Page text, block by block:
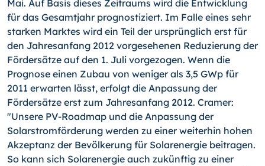
Mai. Auf Basis dieses Zeitraums wird die Entwicklung
für das Gesamtjahr prognostiziert. Im Falle eines sehr
starken Marktes wird ein Teil der ursprünglich erst für
den Jahresanfang 2012 vorgesehenen Reduzierung der
Fördersätze auf den 1. Juli vorgezogen. Wenn die
Prognose einen Zubau von weniger als 3,5 GWp für
2011 erwarten lässt, erfolgt die Anpassung der
Fördersätze erst zum Jahresanfang 2012. Cramer:
"Unsere PV-Roadmap und die Anpassung der
Solarstromförderung werden zu einer weiterhin hohen
Akzeptanz der Bevölkerung für Solarenergie beitragen.
So kann sich Solarenergie auch zukünftig zu einer